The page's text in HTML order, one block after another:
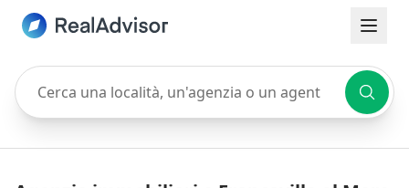
Cerca una località, un'agenzia o un agente